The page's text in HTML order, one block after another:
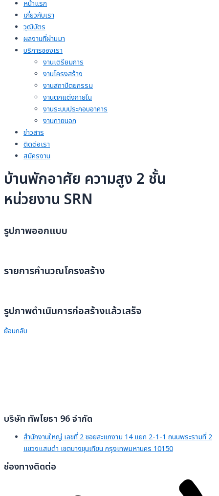
หน้าแรก
เกี่ยวกับเรา
วุฒิบัตร
ผลงานที่ผ่านมา
บริการของเรา
งานเตรียมการ
งานโครงสร้าง
งานสถาปัตยกรรม
งานตกแต่งภายใน
งานระบบประกอบอาคาร
งานภายนอก
ข่าวสาร
ติดต่อเรา
สมัครงาน
บ้านพักอาศัย ความสูง 2 ชั้น
หน่วยงาน SRN
รูปภาพออกแบบ
รายการคำนวณโครงสร้าง
รูปภาพดำเนินการก่อสร้างแล้วเสร็จ
ย้อนกลับ
บริษัท ทัพโยธา 96 จำกัด
สำนักงานใหญ่ เลขที่ 2 ซอยสะแกงาม 14 แยก 2-1-1 ถนนพระรามที่ 2
แขวงแสมดำ เขตบางขุนเทียน กรุงเทพมหานคร 10150
ช่องทางติดต่อ